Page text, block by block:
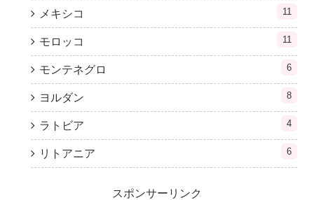
メキシコ 11
モロッコ 11
モンテネグロ 6
ヨルダン 8
ラトビア 4
リトアニア 6
スポンサーリンク